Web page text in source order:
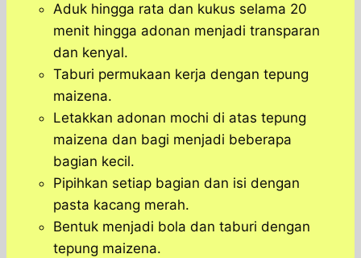
Aduk hingga rata dan kukus selama 20
menit hingga adonan menjadi transparan
dan kenyal.
Taburi permukaan kerja dengan tepung
maizena.
Letakkan adonan mochi di atas tepung
maizena dan bagi menjadi beberapa
bagian kecil.
Pipihkan setiap bagian dan isi dengan
pasta kacang merah.
Bentuk menjadi bola dan taburi dengan
tepung maizena.